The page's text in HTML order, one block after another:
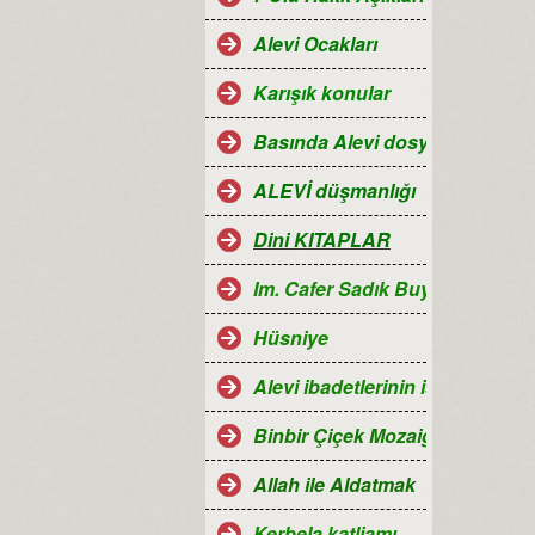
Alevi Ocakları
Karışık konular
Basında Alevi dosyaları
ALEVİ düşmanlığı
Dini KITAPLAR
Im. Cafer Sadık Buyruğu
Hüsniye
Alevi ibadetlerinin islamdaki
Binbir Çiçek Mozaiği Alevilik
Allah ile Aldatmak